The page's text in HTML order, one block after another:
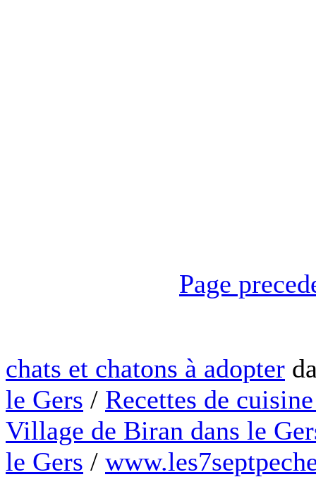
Page
chats et chatons à adopter
le Gers / Recettes de
Village de Biran dans le
le Gers /